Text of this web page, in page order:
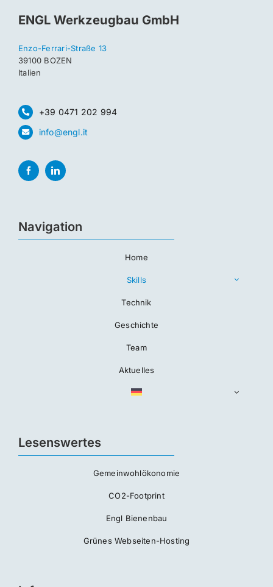
ENGL Werkzeugbau GmbH
Enzo-Ferrari-Straße 13
39100 BOZEN
Italien
+39 0471 202 994
info@engl.it
Navigation
Home
Skills
Technik
Geschichte
Team
Aktuelles
Lesenswertes
Gemeinwohlökonomie
CO2-Footprint
Engl Bienenbau
Grünes Webseiten-Hosting